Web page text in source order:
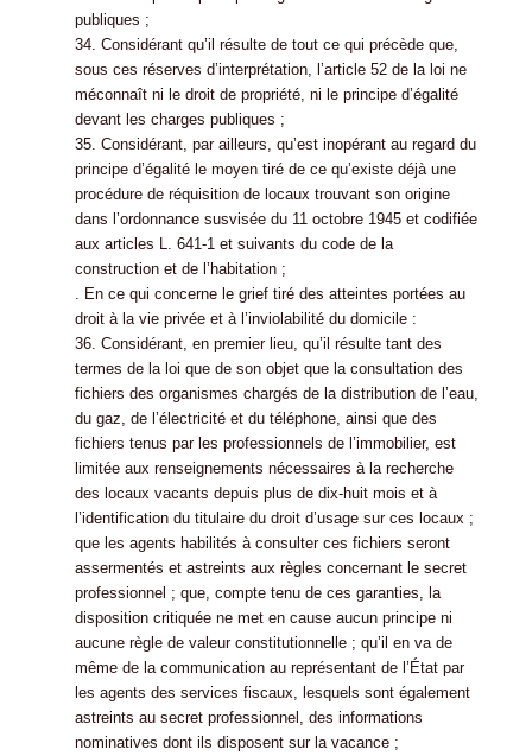
publiques ;
34. Considérant qu’il résulte de tout ce qui précède que,
sous ces réserves d’interprétation, l’article 52 de la loi ne
méconnaît ni le droit de propriété, ni le principe d’égalité
devant les charges publiques ;
35. Considérant, par ailleurs, qu’est inopérant au regard du
principe d’égalité le moyen tiré de ce qu’existe déjà une
procédure de réquisition de locaux trouvant son origine
dans l’ordonnance susvisée du 11 octobre 1945 et codifiée
aux articles L. 641-1 et suivants du code de la
construction et de l’habitation ;
. En ce qui concerne le grief tiré des atteintes portées au
droit à la vie privée et à l’inviolabilité du domicile :
36. Considérant, en premier lieu, qu’il résulte tant des
termes de la loi que de son objet que la consultation des
fichiers des organismes chargés de la distribution de l’eau,
du gaz, de l’électricité et du téléphone, ainsi que des
fichiers tenus par les professionnels de l’immobilier, est
limitée aux renseignements nécessaires à la recherche
des locaux vacants depuis plus de dix-huit mois et à
l’identification du titulaire du droit d’usage sur ces locaux ;
que les agents habilités à consulter ces fichiers seront
assermentés et astreints aux règles concernant le secret
professionnel ; que, compte tenu de ces garanties, la
disposition critiquée ne met en cause aucun principe ni
aucune règle de valeur constitutionnelle ; qu’il en va de
même de la communication au représentant de l’État par
les agents des services fiscaux, lesquels sont également
astreints au secret professionnel, des informations
nominatives dont ils disposent sur la vacance ;